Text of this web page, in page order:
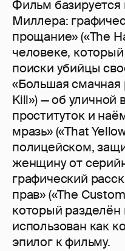
Фильм базируется
Миллера:
прощание» («The
человеке,
поиски убийцы
«Большая смачная
Kill») — об уличной
проституток и
мразь» («That
полицейском,
женщину от
графический
прав» («The
который разделён
использован как
эпилог к фильму.